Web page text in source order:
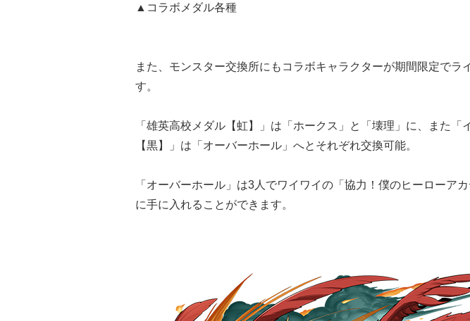
▲コラボメダル各種
また、モンスター交換所にもコラボキャラクターが期間限定でラ
す。
「雄英高校メダル【虹】」は「ホークス」と「壊理」に、また「
【黒】」は「オーバーホール」へとそれぞれ交換可能。
「オーバーホール」は3人でワイワイの「協力！僕のヒーローア
に手に入れることができます。